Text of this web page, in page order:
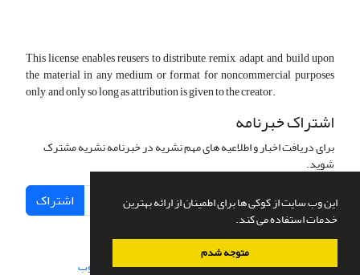
این وب سایت از کوکی ها برای اطمینان از ارائه بهترین
خدمات استفاده می کند.
متوجه شدم
This license enables reusers to distribute, remix, adapt, and build upon
the material in any medium or format for noncommercial purposes
only, and only so long as attribution is given to the creator.
اشتراک خبرنامه
برای دریافت اخبار و اطلاعیه های مهم نشریه در خبرنامه نشریه مشترک
شوید.
اشتراک
سامانه مدیریت نشریات علمی.طراحی و پیاده سازی از سیناوب